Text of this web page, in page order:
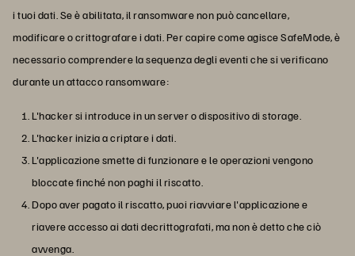
i tuoi dati. Se è abilitata, il ransomware non può cancellare,
modificare o crittografare i dati. Per capire come agisce SafeMode, è
necessario comprendere la sequenza degli eventi che si verificano
durante un attacco ransomware:
L'hacker si introduce in un server o dispositivo di storage.
L'hacker inizia a criptare i dati.
L'applicazione smette di funzionare e le operazioni vengono
bloccate finché non paghi il riscatto.
Dopo aver pagato il riscatto, puoi riavviare l'applicazione e
riavere accesso ai dati decrittografati, ma non è detto che ciò
avvenga.